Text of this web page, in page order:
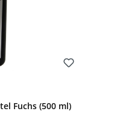
Fuchs (500 ml)